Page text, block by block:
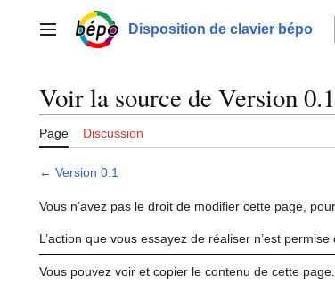
contenuMenu principalDisposition de clavier bépo
Voir la source de Version 0.1
Page Discussion
← Version 0.1
Vous n’avez pas le droit de modifier cette page,
L’action que vous essayez de réaliser n’est
Vous pouvez voir et copier le contenu de cette page.